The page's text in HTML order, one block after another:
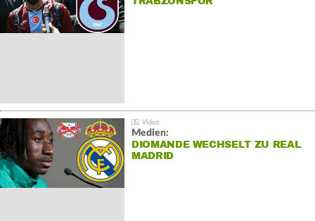
Medien:
DIOMANDE WECHSELT ZU REAL
MADRID